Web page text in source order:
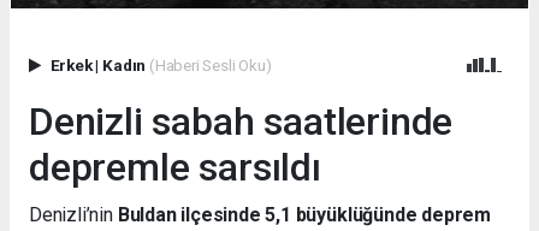
Erkek| Kadın (Haberi Sesli Oku)
Denizli sabah saatlerinde
depremle sarsıldı
Denizli’nin Buldan ilçesinde 5,1 büyüklüğünde deprem